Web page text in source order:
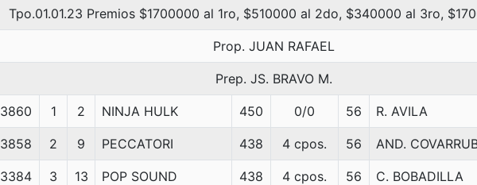
Tpo.01.01.23 Premios $1700000 al 1ro, $510000 al 2do, $340000 al 3ro,
Prop. JUAN RAFAEL
Prep. JS. BRAVO M.
3860 1 2 NINJA HULK 450 0/0 56 R. AVILA
3858 2 9 PECCATORI 438 4 cpos. 56 AND.
3384 3 13 POP SOUND 438 4 cpos. 56 C. BOBADILLA